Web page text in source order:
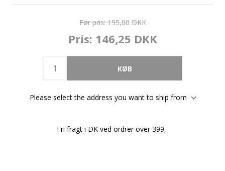
Før pris: 195,00 DKK
Pris: 146,25 DKK
Please select the address you want to ship from
Fri fragt i DK ved ordrer over 399,-